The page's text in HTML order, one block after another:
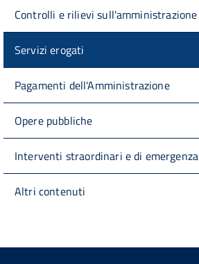
Controlli e rilievi sull'amministrazione
Servizi erogati
Pagamenti dell'Amministrazione
Opere pubbliche
Interventi straordinari e di emergenza
Altri contenuti